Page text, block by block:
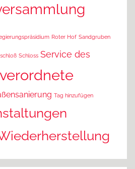
Roter Hof Sandgruben
Schloss Service des
Tag hinzufügen